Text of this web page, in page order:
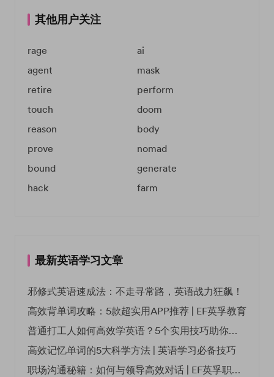
其他用户关注
rage
ai
agent
mask
retire
perform
touch
doom
reason
body
prove
nomad
bound
generate
hack
farm
最新英语学习文章
邪修式英语速成法：不走寻常路，英语战力狂飙！
高效背单词攻略：5款超实用APP推荐 | EF英孚教育
普通打工人如何高效学英语？5个实用技巧助你突破职场瓶颈
高效记忆单词的5大科学方法 | 英语学习必备技巧
职场沟通秘籍：如何与领导高效对话 | EF英孚职场指南